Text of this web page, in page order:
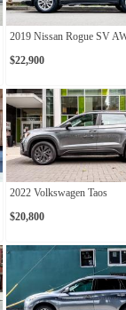
2019 Nissan Rogue SV
$22,900
2022 Volkswagen Taos
$20,800